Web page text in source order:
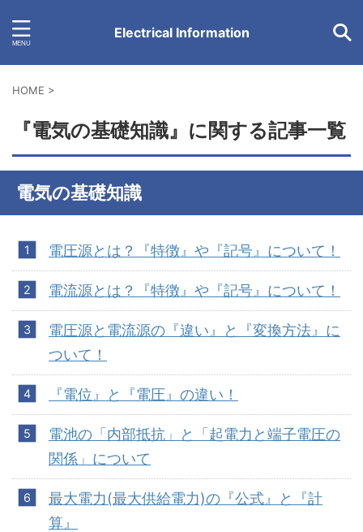
Electrical Information
HOME >
『電気の基礎知識』に関する記事一覧
電気の基礎知識
電圧源とは？『特徴』や『記号』について！
電流源とは？『特徴』や『記号』について！
電圧源と電流源の『違い』と『変換方法』に
ついて！
『電位』と『電圧』の違い！
電池の「内部抵抗」と「起電力と端子電圧の
関係」について
最大電力(最大供給電力)の『公式』と『計
算』